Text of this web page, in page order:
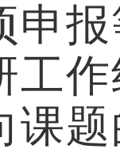
申
工
课